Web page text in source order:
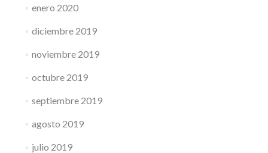
enero 2020
diciembre 2019
noviembre 2019
octubre 2019
septiembre 2019
agosto 2019
julio 2019